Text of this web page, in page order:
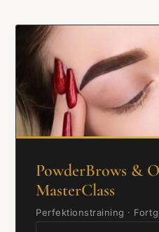
PowderBrows &
MasterClass
Perfektionstraining ·